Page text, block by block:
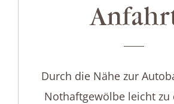
Durch die Nähe zur
Nothaftgewölbe leicht zu